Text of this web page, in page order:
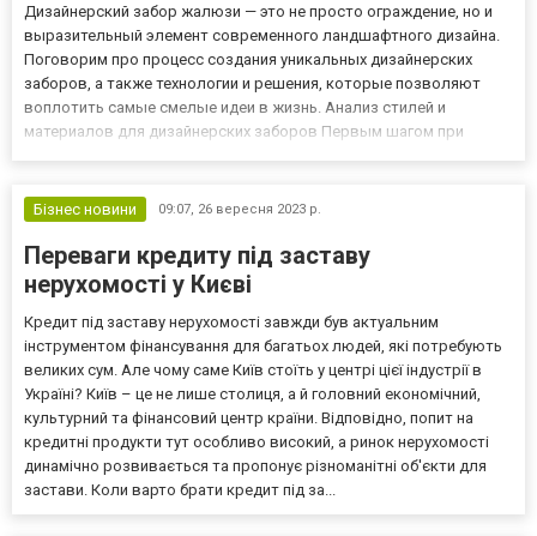
Дизайнерский забор жалюзи — это не просто ограждение, но и
выразительный элемент современного ландшафтного дизайна.
Поговорим про процесс создания уникальных дизайнерских
заборов, а также технологии и решения, которые позволяют
воплотить самые смелые идеи в жизнь. Анализ стилей и
материалов для дизайнерских заборов Первым шагом при
классических ст...
Бізнес новини 09:07, 26 вересня 2023 р.
Переваги кредиту під заставу
нерухомості у Києві
Кредит під заставу нерухомості завжди був актуальним
інструментом фінансування для багатьох людей, які потребують
великих сум. Але чому саме Київ стоїть у центрі цієї індустрії в
Україні? Київ – це не лише столиця, а й головний економічний,
культурний та фінансовий центр країни. Відповідно, попит на
кредитні продукти тут особливо високий, а ринок нерухомості
динамічно розвивається та пропонує різноманітні об'єкти для
застави. Коли варто брати кредит під за...